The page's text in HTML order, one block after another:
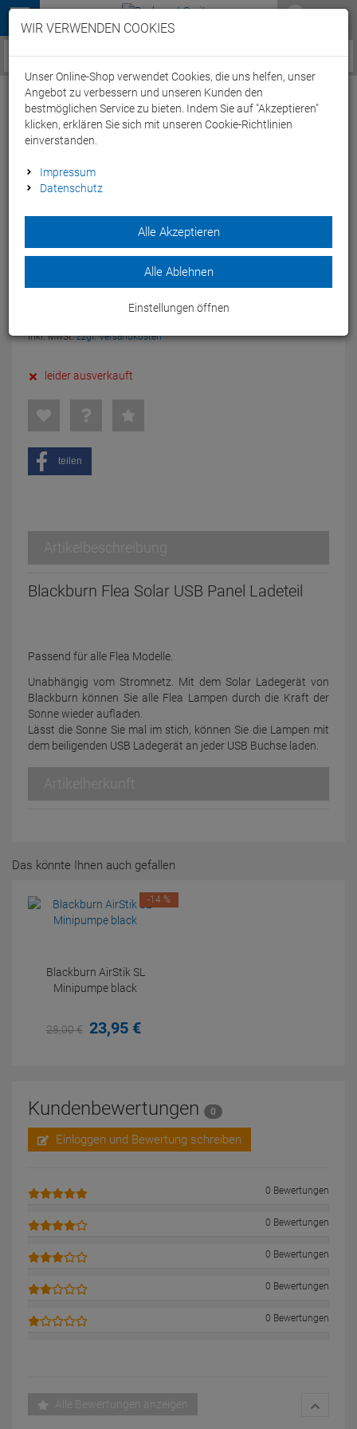
Menü
Service / Hilfe
Blackburn Flea Solar USB Panel Ladeteil
Laden Sie Ihre Blackburn Flea Sicherheitsleuchten ohne
Stromnetz per Solarzelle auf - ideal für unterwegs.
inkl. MwSt.zzgl. Versandkosten
leider ausverkauft
teilen
Artikelbeschreibung
Blackburn Flea Solar USB Panel Ladeteil
Passend für alle Flea Modelle.
Unabhängig vom Stromnetz. Mit dem Solar Ladegerät von
Blackburn können Sie alle Flea Lampen durch die Kraft der
Sonne wieder aufladen.
Lässt die Sonne Sie mal im stich, können Sie die Lampen mit
dem beiligenden USB Ladegerät an jeder USB Buchse laden.
Artikelherkunft
Das könnte Ihnen auch gefallen
Blackburn AirStik SL
Minipumpe black
28,00€ 23,95 €
-14 %
Kundenbewertungen 0
Einloggen und Bewertung schreiben
0 Bewertungen
0 Bewertungen
0 Bewertungen
0 Bewertungen
0 Bewertungen
Alle Bewertungen anzeigen
WIR VERWENDEN COOKIES
Unser Online-Shop verwendet Cookies, die uns helfen, unser
Angebot zu verbessern und unseren Kunden den
bestmöglichen Service zu bieten. Indem Sie auf "Akzeptieren"
klicken, erklären Sie sich mit unseren Cookie-Richtlinien
einverstanden.
Impressum
Datenschutz
Alle Akzeptieren
Alle Ablehnen
Einstellungen öffnen